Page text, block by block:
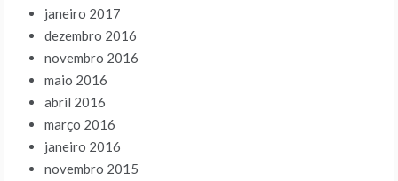
janeiro 2017
dezembro 2016
novembro 2016
maio 2016
abril 2016
março 2016
janeiro 2016
novembro 2015